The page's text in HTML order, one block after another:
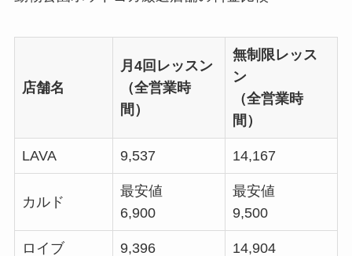
店舗名
月4回レッスン
（全営業時
間）
無制限レッス
ン
（全営業時
間）
LAVA 9,537 14,167
カルド
最安値
6,900
最安値
9,500
ロイブ 9,396 14,904